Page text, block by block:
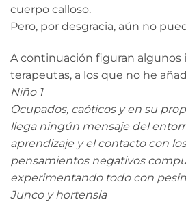
cuerpo calloso.
Pero, por desgracia, aún no
A continuación figuran algunos
terapeutas, a los que no he
Niño 1
Ocupados, caóticos y en su
llega ningún mensaje del
aprendizaje y el contacto con
pensamientos negativos
experimentando todo con
Junco y hortensia